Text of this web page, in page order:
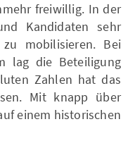
freiwillig. In der
Kandidaten sehr
mobilisieren. Bei
lag die Beteiligung
Zahlen hat das
Mit knapp über
einem historischen